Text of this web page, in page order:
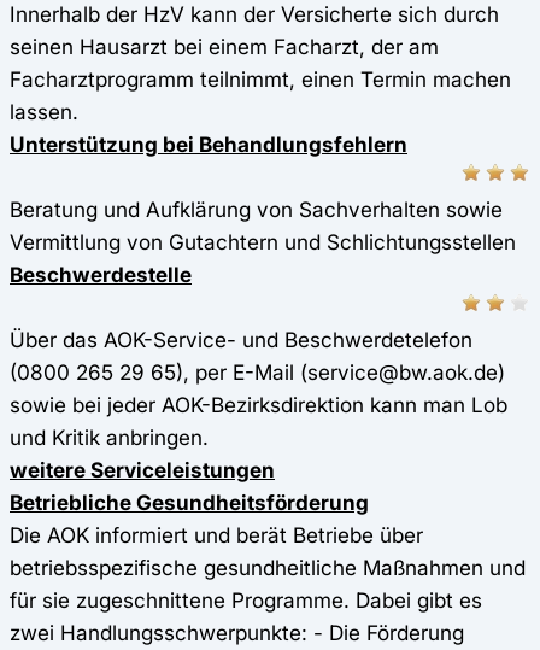
Innerhalb der HzV kann der Versicherte sich durch
seinen Hausarzt bei einem Facharzt, der am
Facharztprogramm teilnimmt, einen Termin machen
lassen.
Unterstützung bei Behandlungsfehlern
Beratung und Aufklärung von Sachverhalten sowie
Vermittlung von Gutachtern und Schlichtungsstellen
Beschwerdestelle
Über das AOK-Service- und Beschwerdetelefon
(0800 265 29 65), per E-Mail (service@bw.aok.de)
sowie bei jeder AOK-Bezirksdirektion kann man Lob
und Kritik anbringen.
weitere Serviceleistungen
Betriebliche Gesundheitsförderung
Die AOK informiert und berät Betriebe über
betriebsspezifische gesundheitliche Maßnahmen und
für sie zugeschnittene Programme. Dabei gibt es
zwei Handlungsschwerpunkte: - Die Förderung